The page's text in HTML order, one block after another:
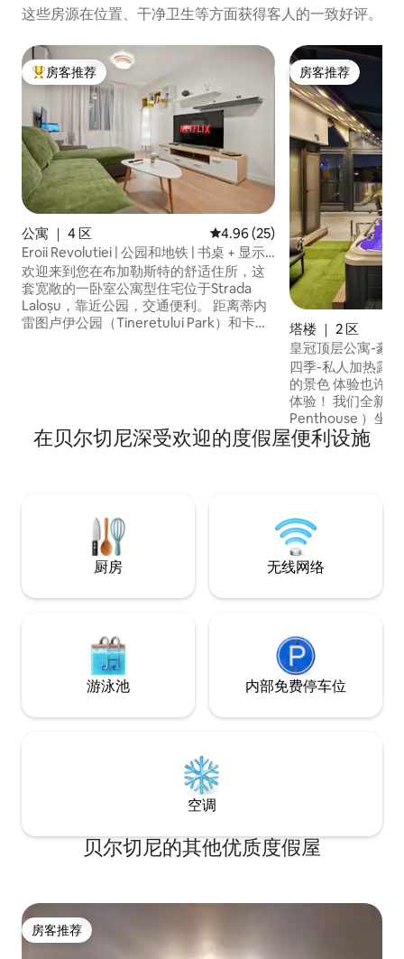
这些房源在位置、干净卫生等方面获得客人的一致好评。
热门「房客推荐」
房客推荐
公寓 ｜ 4 区 平均评分 4.96 分（满分 5 分）
4.96 (25)
Eroii Revolutiei | 公园和地铁 | 书桌 + 显示
器
欢迎来到您在布加勒斯特的舒适住所，这
套宽敞的一卧室公寓型住宅位于Strada
Laloșu，靠近公园，交通便利。 距离蒂内
雷图卢伊公园（Tineretului Park）和卡罗
差旅和较长时间的住宿，配备专用办公桌
和外接显示器、自助入住服务和免费停车
房客推荐
房客推荐
塔楼 ｜ 2 区
皇冠顶层公寓-豪
四季-私人加热露
的景色 体验也许是布加勒斯特最好的住宿
体验！ 我们全新
Penthouse ）坐
的全景。 尽享舒
一个细节都经过精
在贝尔切尼深受欢迎的度假屋便利设施
厨房 无线网络
游泳池 内部免费停车位
空调
贝尔切尼的其他优质度假屋
房客推荐
房客推荐